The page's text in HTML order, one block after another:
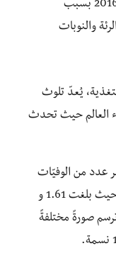
في وفاة أكثر من 6 ملايين شخص في عام 2016 بسبب
والنوبات
يُعدّ تلوث
العالم حيث تحدث
عدد من الوفيّات
بسبب تلوث الهواء في جميع أنحاء العالم حيث بلغت 1.61 و
ترسم صورةً مختلفةً